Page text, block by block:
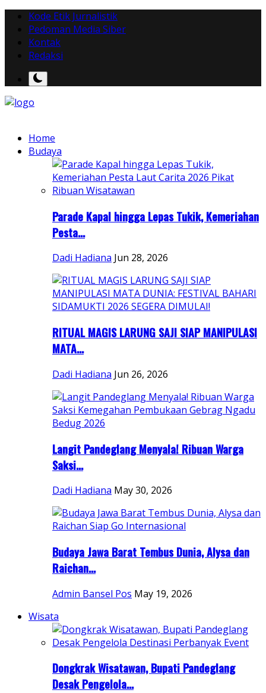
Kode Etik Jurnalistik
Pedoman Media Siber
Kontak
Redaksi
Home
Budaya
Parade Kapal hingga Lepas Tukik, Kemeriahan
Pesta...
Dadi Hadiana Jun 28, 2026
RITUAL MAGIS LARUNG SAJI SIAP MANIPULASI
MATA...
Dadi Hadiana Jun 26, 2026
Langit Pandeglang Menyala! Ribuan Warga
Saksi...
Dadi Hadiana May 30, 2026
Budaya Jawa Barat Tembus Dunia, Alysa dan
Raichan...
Admin Bansel Pos May 19, 2026
Wisata
Dongkrak Wisatawan, Bupati Pandeglang
Desak Pengelola...